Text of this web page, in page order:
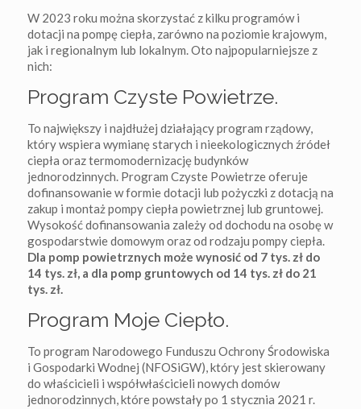
W 2023 roku można skorzystać z kilku programów i
dotacji na pompę ciepła, zarówno na poziomie krajowym,
jak i regionalnym lub lokalnym. Oto najpopularniejsze z
nich:
Program Czyste Powietrze.
To największy i najdłużej działający program rządowy,
który wspiera wymianę starych i nieekologicznych źródeł
ciepła oraz termomodernizację budynków
jednorodzinnych. Program Czyste Powietrze oferuje
dofinansowanie w formie dotacji lub pożyczki z dotacją na
zakup i montaż pompy ciepła powietrznej lub gruntowej.
Wysokość dofinansowania zależy od dochodu na osobę w
gospodarstwie domowym oraz od rodzaju pompy ciepła.
Dla pomp powietrznych może wynosić od 7 tys. zł do
14 tys. zł, a dla pomp gruntowych od 14 tys. zł do 21
tys. zł.
Program Moje Ciepło.
To program Narodowego Funduszu Ochrony Środowiska
i Gospodarki Wodnej (NFOSiGW), który jest skierowany
do właścicieli i współwłaścicieli nowych domów
jednorodzinnych, które powstały po 1 stycznia 2021 r.